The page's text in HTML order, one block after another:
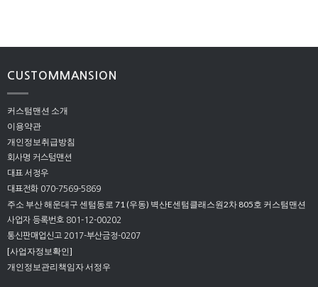
CUSTOMMANSION
커스텀맨션 소개
이용약관
개인정보취급방침
회사명 커스텀맨션
대표 서정우
대표전화 070-7569-5869
주소 부산 해운대구 센텀동로 71 (우동) 벽산E센텀클래스원2차 805호 커스텀맨션
사업자 등록번호 801-12-00202
통신판매업신고 2017-부산금정-0207
[사업자정보확인]
개인정보관리책임자 서정우